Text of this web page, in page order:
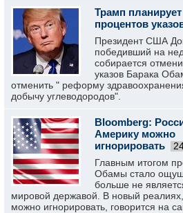
Трамп
процентов
Президент США
победивший на
собирается
указов Барака
отменить " реформу
добычу углеводородов".
Bloomberg:
Америку можно
игнорировать
Главным итогом
Обамы стало
больше не
мировой державой. В новый
можно игнорировать, говорится на